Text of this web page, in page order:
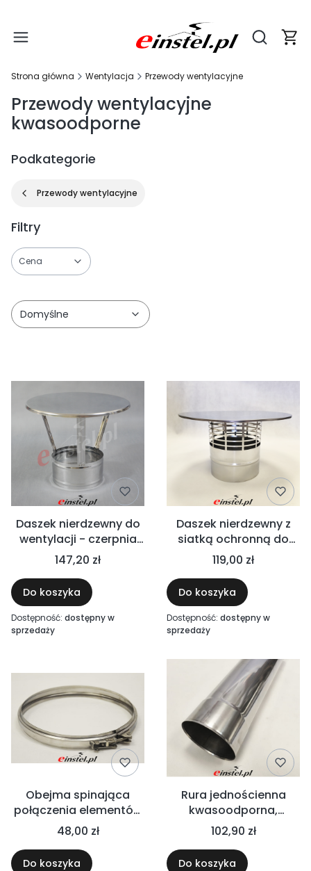
Otwórz
Strona główna Wentylacja Przewody wentylacyjne
Przewody wentylacyjne
kwasoodporne
Podkategorie
Przewody wentylacyjne
Filtry
Cena
Domyślne
Daszek nierdzewny do
wentylacji - czerpnia
wyrzutnia wentylacyjna
147,20 zł
Do koszyka
Dostępność: dostępny w
sprzedaży
Daszek nierdzewny z
siatką ochronną do
wentylacji - wysoka
jakość - czerpnia
wyrzutnia wentylacyjna
119,00 zł
Do koszyka
Dostępność: dostępny w
sprzedaży
Obejma spinająca
połączenia elementów
jednościennych
wentylacyjnych -
nierdzewna
48,00 zł
Do koszyka
Rura jednościenna
kwasoodporna,
długość 1000 mm -
WENTYLACJA
102,90 zł
Do koszyka